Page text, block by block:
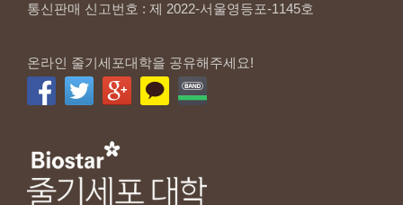
통신판매 신고번호 : 제 2022-서울영등포-1145호
온라인 줄기세포대학을 공유해주세요!